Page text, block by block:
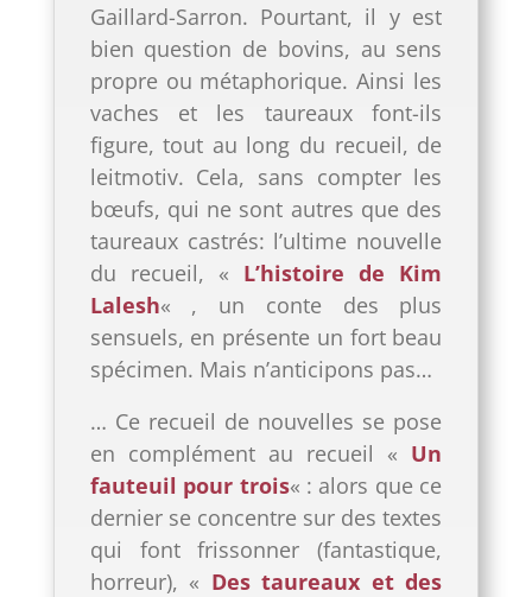
Gaillard-Sarron. Pourtant, il y est
bien question de bovins, au sens
propre ou métaphorique. Ainsi les
vaches et les taureaux font-ils
figure, tout au long du recueil, de
leitmotiv. Cela, sans compter les
bœufs, qui ne sont autres que des
taureaux castrés: l’ultime nouvelle
du recueil, « L’histoire de Kim
Lalesh« , un conte des plus
sensuels, en présente un fort beau
spécimen. Mais n’anticipons pas…
… Ce recueil de nouvelles se pose
en complément au recueil « Un
fauteuil pour trois« : alors que ce
dernier se concentre sur des textes
qui font frissonner (fantastique,
horreur), « Des taureaux et des